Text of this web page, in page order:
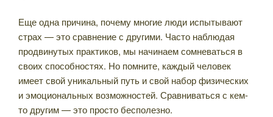
Еще одна причина, почему многие люди испытывают
страх — это сравнение с другими. Часто наблюдая
продвинутых практиков, мы начинаем сомневаться в
своих способностях. Но помните, каждый человек
имеет свой уникальный путь и свой набор физических
и эмоциональных возможностей. Сравниваться с кем-
то другим — это просто бесполезно.